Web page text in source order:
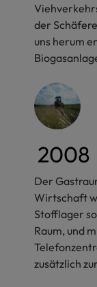
der
uns herum
2008
Der
Wirtschaft
Stofflager
Raum, und
zusätzlich